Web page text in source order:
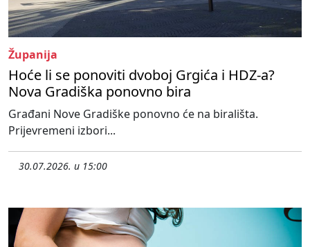
Županija
Hoće li se ponoviti dvoboj Grgića i HDZ-a?
Nova Gradiška ponovno bira
Građani Nove Gradiške ponovno će na birališta.
Prijevremeni izbori...
30.07.2026. u 15:00